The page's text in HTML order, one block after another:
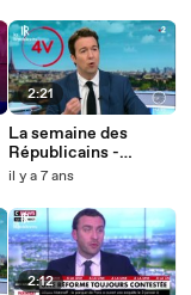
2:21
La semaine des
Républicains -
Semaine 6
il y a 7 ans
2:12